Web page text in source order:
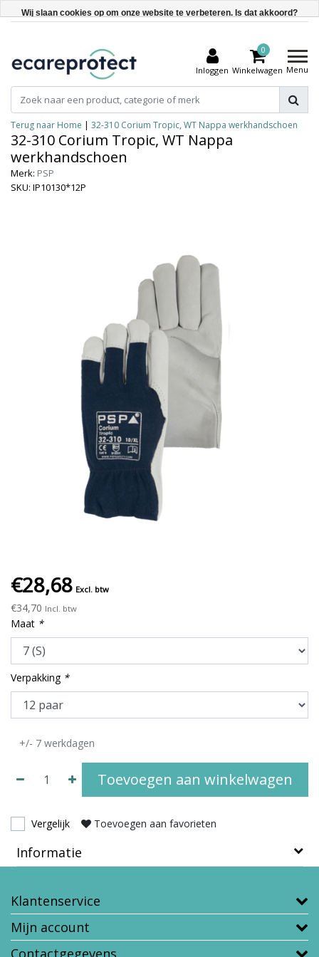
Inloggen
0
Winkelwagen Menu
Terug naar Home | 32-310 Corium Tropic, WT Nappa werkhandschoen
32-310 Corium Tropic, WT Nappa
werkhandschoen
Merk: PSP
SKU: IP10130*12P
€28,68 Excl. btw
€34,70 Incl. btw
Maat *
Verpakking *
+/- 7 werkdagen
Toevoegen aan winkelwagen
Vergelijk Toevoegen aan favorieten
Informatie
Klantenservice
Mijn account
Contactgegevens
Wij slaan cookies op om onze website te verbeteren. Is dat akkoord?